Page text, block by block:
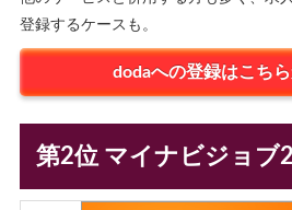
登録するケースも。
dodaへの登録はこ
第2位 マイナビジョブ